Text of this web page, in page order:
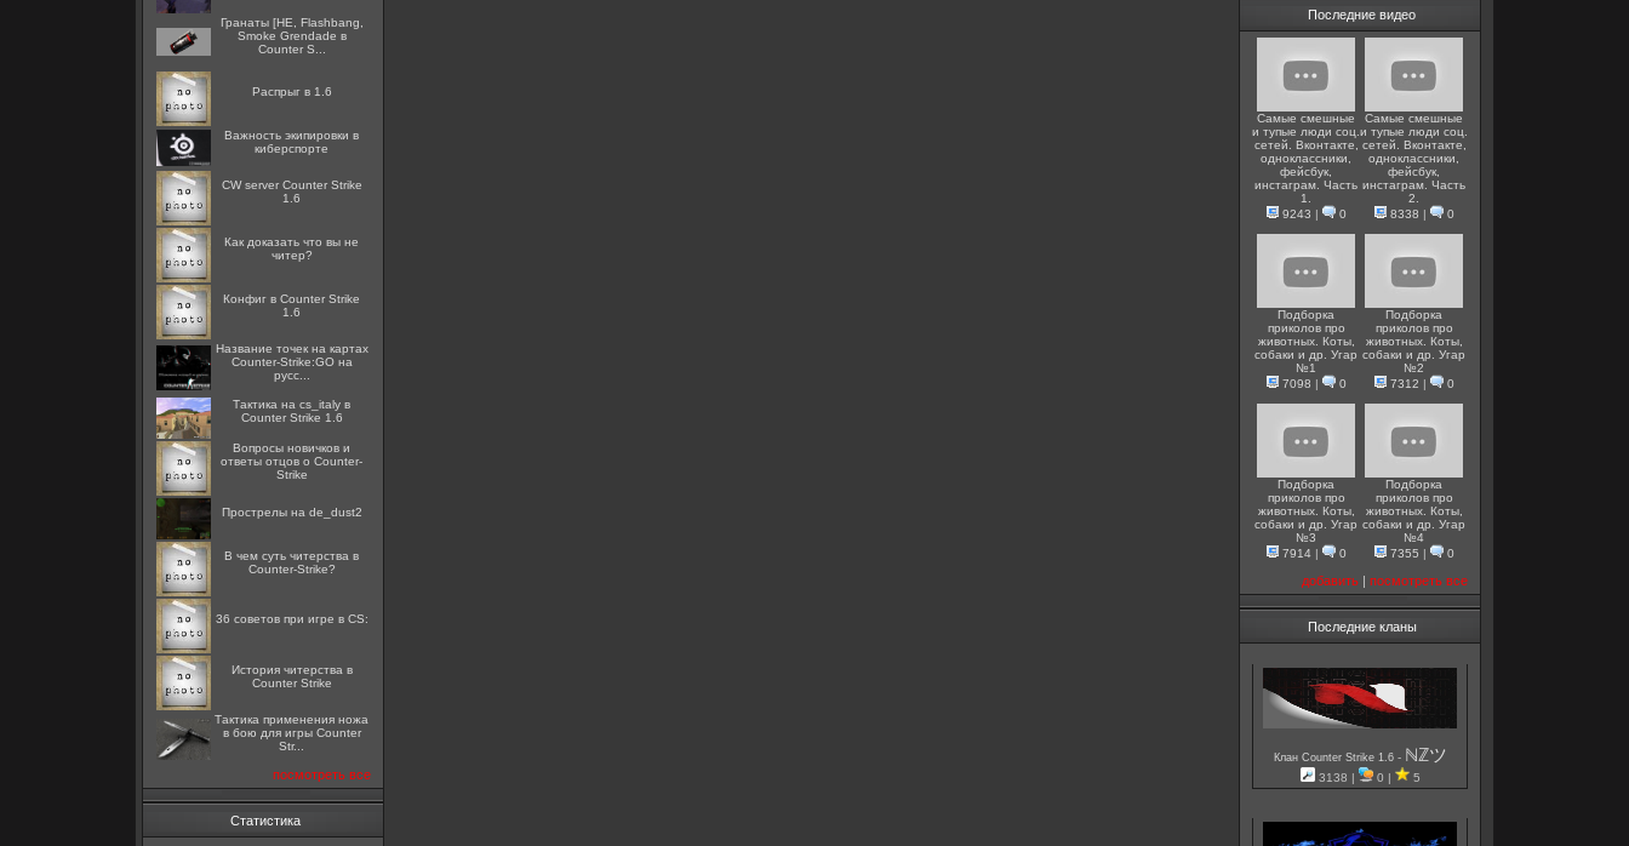
Гранаты [HE, Flashbang,
Smoke Grendade в
Counter S...
Распрыг в 1.6
Важность экипировки в
киберспорте
CW server Counter Strike
1.6
Как доказать что вы не
читер?
Конфиг в Counter Strike
1.6
Название точек на картах
Counter-Strike:GO на
русс...
Тактика на cs_italy в
Counter Strike 1.6
Вопросы новичков и
ответы отцов о Counter-
Strike
Прострелы на de_dust2
В чем суть читерства в
Counter-Strike?
36 советов при игре в CS:
История читерства в
Counter Strike
Тактика применения ножа
в бою для игры Counter
Str...
посмотреть все
Статистика
Последние видео
Самые смешные
и тупые люди соц.
сетей. Вконтакте,
одноклассники,
фейсбук,
инстаграм. Часть
1.
9243 | 0
Самые смешные
и тупые люди соц.
сетей. Вконтакте,
одноклассники,
фейсбук,
инстаграм. Часть
2.
8338 | 0
Подборка
приколов про
животных. Коты,
собаки и др. Угар
№1
7098 | 0
Подборка
приколов про
животных. Коты,
собаки и др. Угар
№2
7312 | 0
Подборка
приколов про
животных. Коты,
собаки и др. Угар
№3
7914| 0
Подборка
приколов про
животных. Коты,
собаки и др. Угар
№4
7355 | 0
добавить | посмотреть все
Последние кланы
Клан Counter Strike 1.6 - ℕℤツ
3138 | 0 | 5